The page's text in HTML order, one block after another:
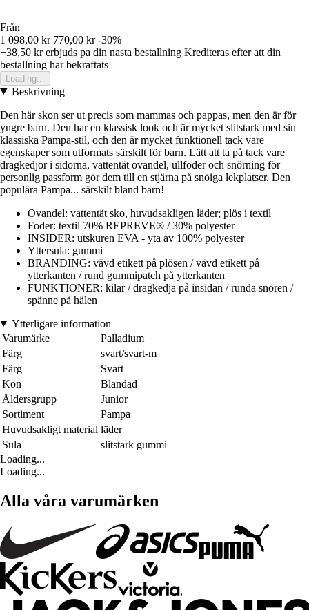
Från
1 098,00 kr 770,00 kr -30%
+38,50 krerbjuds pa din nasta bestallning Krediteras efter att din
bestallning har bekraftats
Loading...
Beskrivning
Den här skon ser ut precis som mammas och pappas, men den är för
yngre barn. Den har en klassisk look och är mycket slitstark med sin
klassiska Pampa-stil, och den är mycket funktionell tack vare
egenskaper som utformats särskilt för barn. Lätt att ta på tack vare
dragkedjor i sidorna, vattentät ovandel, ullfoder och snörning för
personlig passform gör dem till en stjärna på snöiga lekplatser. Den
populära Pampa... särskilt bland barn!
Ovandel: vattentät sko, huvudsakligen läder; plös i textil
Foder: textil 70% REPREVE® / 30% polyester
INSIDER: utskuren EVA - yta av 100% polyester
Yttersula: gummi
BRANDING: vävd etikett på plösen / vävd etikett på
ytterkanten / rund gummipatch på ytterkanten
FUNKTIONER: kilar / dragkedja på insidan / runda snören /
spänne på hälen
Ytterligare information
Varumärke
Palladium
Färg
svart/svart-m
Färg
Svart
Kön
Blandad
Åldersgrupp
Junior
Sortiment
Pampa
Huvudsakligt material läder
Sula
slitstark gummi
Loading...
Loading...
Alla våra varumärken